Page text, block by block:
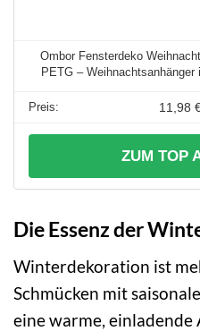
Ombor Fensterdeko
PETG –
11,98
ZUM TOP
Die Essenz der
Winterdekoration ist
Schmücken mit
eine warme,